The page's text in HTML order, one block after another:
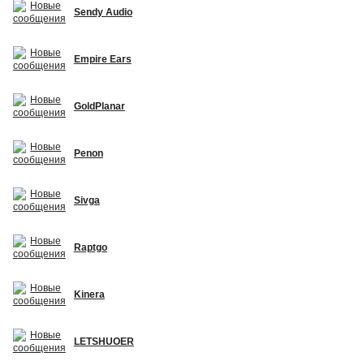
Sendy Audio
Empire Ears
GoldPlanar
Penon
Sivga
Raptgo
Kinera
LETSHUOER